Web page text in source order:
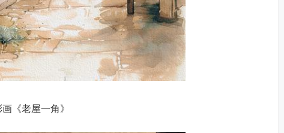
《老屋一角》